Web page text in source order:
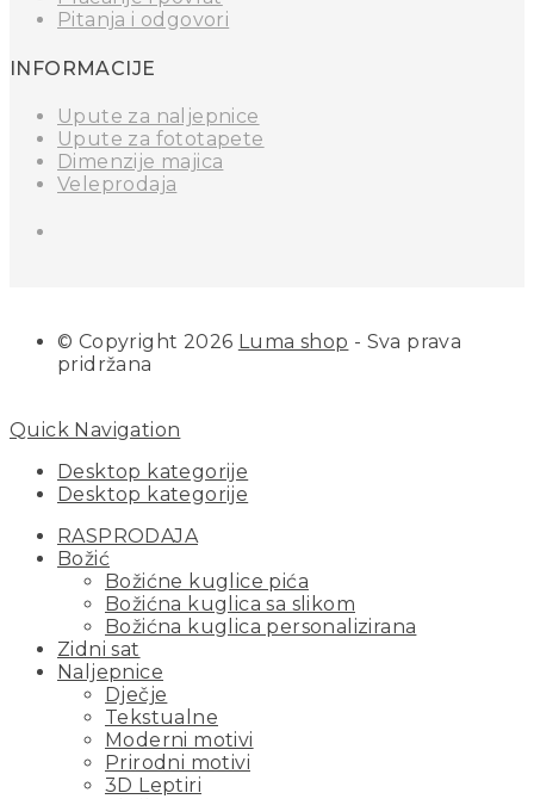
Pitanja i odgovori
INFORMACIJE
Upute za naljepnice
Upute za fototapete
Dimenzije majica
Veleprodaja
© Copyright 2026 Luma shop - Sva prava
pridržana
Quick Navigation
Desktop kategorije
Desktop kategorije
RASPRODAJA
Božić
Božićne kuglice pića
Božićna kuglica sa slikom
Božićna kuglica personalizirana
Zidni sat
Naljepnice
Dječje
Tekstualne
Moderni motivi
Prirodni motivi
3D Leptiri